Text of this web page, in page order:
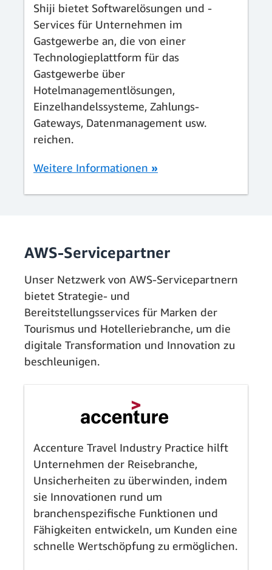
Shiji bietet Softwarelösungen und -
Services für Unternehmen im
Gastgewerbe an, die von einer
Technologieplattform für das
Gastgewerbe über
Hotelmanagementlösungen,
Einzelhandelssysteme, Zahlungs-
Gateways, Datenmanagement usw.
reichen.
Weitere Informationen »
AWS-Servicepartner
Unser Netzwerk von AWS-Servicepartnern
bietet Strategie- und
Bereitstellungsservices für Marken der
Tourismus und Hotelleriebranche, um die
digitale Transformation und Innovation zu
beschleunigen.
Accenture Travel Industry Practice hilft
Unternehmen der Reisebranche,
Unsicherheiten zu überwinden, indem
sie Innovationen rund um
branchenspezifische Funktionen und
Fähigkeiten entwickeln, um Kunden eine
schnelle Wertschöpfung zu ermöglichen.